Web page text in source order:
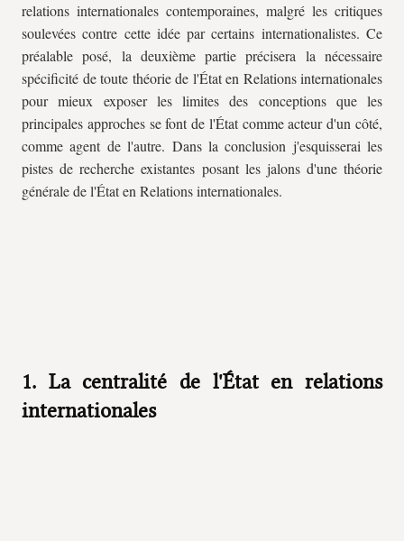
relations internationales contemporaines, malgré les critiques
soulevées contre cette idée par certains internationalistes. Ce
préalable posé, la deuxième partie précisera la nécessaire
spécificité de toute théorie de l'État en Relations internationales
pour mieux exposer les limites des conceptions que les
principales approches se font de l'État comme acteur d'un côté,
comme agent de l'autre. Dans la conclusion j'esquisserai les
pistes de recherche existantes posant les jalons d'une théorie
générale de l'État en Relations internationales.
1. La centralité de l'État en relations
internationales